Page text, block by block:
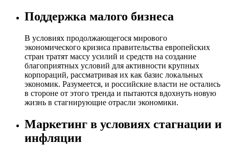
Поддержка малого бизнеса
В условиях продолжающегося мирового
экономического кризиса правительства европейских
стран тратят массу усилий и средств на создание
благоприятных условий для активности крупных
корпораций, рассматривая их как базис локальных
экономик. Разумеется, и российские власти не остались
в стороне от этого тренда и пытаются вдохнуть новую
жизнь в стагнирующие отрасли экономики.
Маркетинг в условиях стагнации и
инфляции